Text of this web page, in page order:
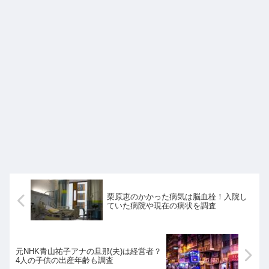
栗原恵のかかった病気は脳血栓！入院し
ていた病院や現在の病状を調査
元NHK青山祐子アナの旦那(夫)は経営者？
4人の子供の出産年齢も調査